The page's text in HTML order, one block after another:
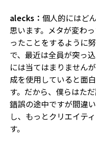
alecks： 個人的にはど
思います。メタが変わ
ったことをするように
で、最近は全員が突っ
には当てはまりません
成を使用していると面
す。だから、僕らはた
錯誤の途中ですが間違
し、もっとクリエイテ
す。